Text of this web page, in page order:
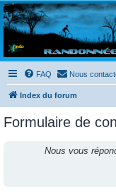
Randovttfree.fr
Bienvenue sur le site des
et bonnes randos dans l'Ouest !
FAQ Nous
Index du forum
Formulaire de
Nous vous